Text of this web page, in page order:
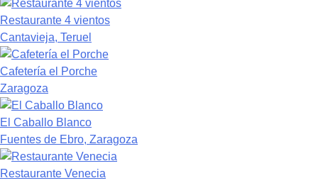
Restaurante 4 vientos
Cantavieja, Teruel
Cafetería el Porche
Zaragoza
El Caballo Blanco
Fuentes de Ebro, Zaragoza
Restaurante Venecia